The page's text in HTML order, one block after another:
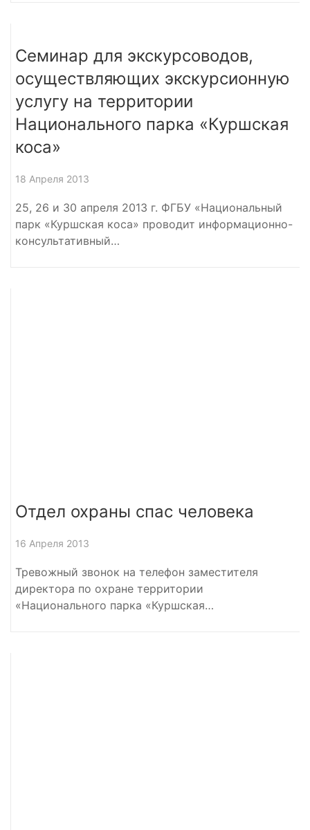
Семинар для экскурсоводов,
осуществляющих экскурсионную
услугу на территории
Национального парка «Куршская
коса»
18 Апреля 2013
25, 26 и 30 апреля 2013 г. ФГБУ «Национальный
парк «Куршская коса» проводит информационно-
консультативный…
Отдел охраны спас человека
16 Апреля 2013
Тревожный звонок на телефон заместителя
директора по охране территории
«Национального парка «Куршская…